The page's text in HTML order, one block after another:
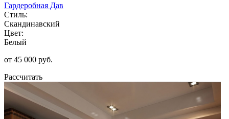
Гардеробная Дав
Стиль:
Скандинавский
Цвет:
Белый
от 45 000 руб.
Рассчитать